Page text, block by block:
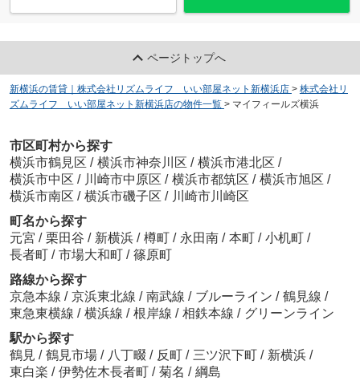
ページトップへ
新横浜の賃貸｜株式会社リズムライフ いい部屋ネット新横浜店 > 株式会社リ
ズムライフ いい部屋ネット新横浜店の物件一覧 > マイフィールズ横浜
市区町村から探す
横浜市鶴見区 / 横浜市神奈川区 / 横浜市港北区 /
横浜市中区 / 川崎市中原区 / 横浜市都筑区 / 横浜市旭区 /
横浜市南区 / 横浜市磯子区 / 川崎市川崎区
町名から探す
元宮 / 栗田谷 / 新横浜 / 樽町 / 永田南 / 本町 / 小机町 /
長者町 / 市場大和町 / 篠原町
路線から探す
京急本線 / 京浜東北線 / 南武線 / ブルーライン / 鶴見線 /
東急東横線 / 横浜線 / 根岸線 / 相鉄本線 / グリーンライン
駅から探す
鶴見 / 鶴見市場 / 八丁畷 / 反町 / 三ツ沢下町 / 新横浜 /
東白楽 / 伊勢佐木長者町 / 菊名 / 綱島